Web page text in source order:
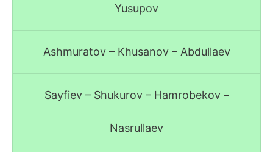
Yusupov
Ashmuratov – Khusanov – Abdullaev
Sayfiev – Shukurov – Hamrobekov –
Nasrullaev